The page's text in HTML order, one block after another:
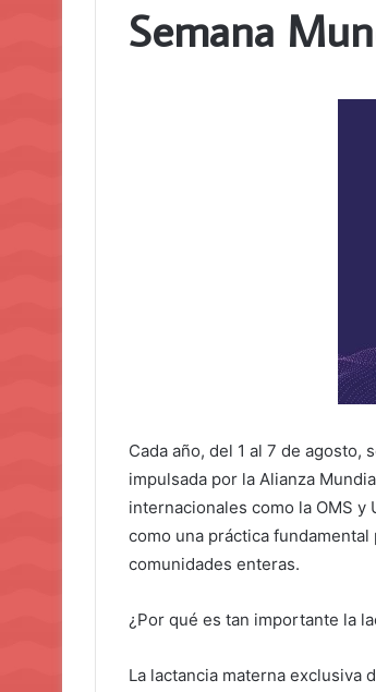
Semana
Cada año, del 1 al 7 de agosto,
impulsada por la Alianza
internacionales como la OMS y
como una práctica
comunidades enteras.
¿Por qué es tan importante la
La lactancia materna exclusiva